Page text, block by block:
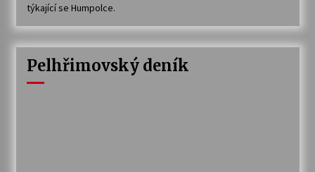
týkající se Humpolce.
Pelhřimovský deník